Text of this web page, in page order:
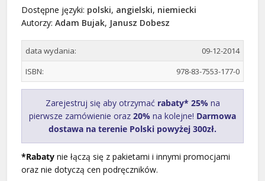
Dostępne języki: polski, angielski, niemiecki
Autorzy: Adam Bujak, Janusz Dobesz
data wydania:
09-12-2014
ISBN:
978-83-7553-177-0
Zarejestruj się aby otrzymać rabaty* 25%na
pierwsze zamówienie oraz 20% na kolejne! Darmowa
dostawa na terenie Polski powyżej 300zł.
*Rabaty nie łączą się z pakietami i innymi promocjami
oraz nie dotyczą cen podręczników.